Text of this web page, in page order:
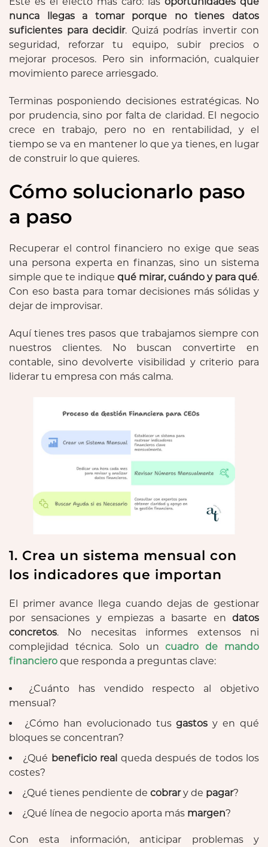
nunca llegas a tomar porque no tienes datos
suficientes para decidir. Quizá podrías invertir con
seguridad, reforzar tu equipo, subir precios o
mejorar procesos. Pero sin información, cualquier
movimiento parece arriesgado.
Terminas posponiendo decisiones estratégicas. No
por prudencia, sino por falta de claridad. El negocio
crece en trabajo, pero no en rentabilidad, y el
tiempo se va en mantener lo que ya tienes, en lugar
de construir lo que quieres.
Cómo solucionarlo paso
a paso
Recuperar el control financiero no exige que seas
una persona experta en finanzas, sino un sistema
simple que te indique qué mirar, cuándo y para qué.
Con eso basta para tomar decisiones más sólidas y
dejar de improvisar.
Aquí tienes tres pasos que trabajamos siempre con
nuestros clientes. No buscan convertirte en
contable, sino devolverte visibilidad y criterio para
liderar tu empresa con más calma.
1. Crea un sistema mensual con
los indicadores que importan
El primer avance llega cuando dejas de gestionar
por sensaciones y empiezas a basarte en datos
concretos. No necesitas informes extensos ni
complejidad técnica. Solo uncuadro de mando
financiero que responda a preguntas clave:
¿Cuánto has vendido respecto al objetivo
mensual?
¿Cómo han evolucionado tusgastos y en qué
bloques se concentran?
¿Qué beneficio real queda después de todos los
costes?
¿Qué tienes pendiente de cobrary de pagar?
¿Qué línea de negocio aporta más margen?
Con esta información, anticipar problemas y